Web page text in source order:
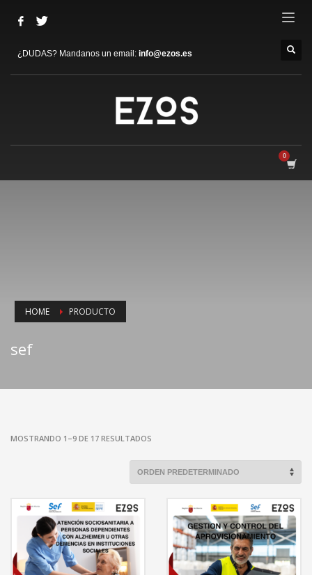
¿DUDAS? Mandanos un email: info@ezos.es
HOME PRODUCTO
sef
MOSTRANDO 1–9 DE 17 RESULTADOS